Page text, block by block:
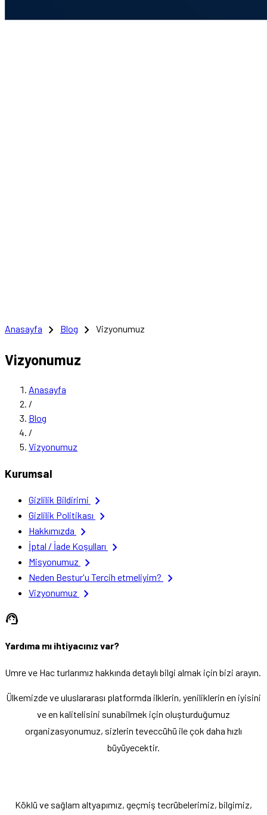
Anasayfa chevron_right Blog chevron_right Vizyonumuz
Vizyonumuz
Anasayfa
/
Blog
/
Vizyonumuz
Kurumsal
Gizlilik Bildirimi chevron_right
Gizlilik Politikası chevron_right
Hakkımızda chevron_right
İptal / İade Koşulları chevron_right
Misyonumuz chevron_right
Neden Bestur'u Tercih etmeliyim? chevron_right
Vizyonumuz
chevron_right
support_agent
Yardıma mı ihtiyacınız var?
Umre ve Hac turlarımız hakkında detaylı bilgi almak için bizi arayın.
Ülkemizde ve uluslararası platformda ilklerin, yeniliklerin en iyisini
ve en kalitelisini sunabilmek için oluşturduğumuz
organizasyonumuz, sizlerin teveccühü ile çok daha hızlı
büyüyecektir.
Köklü ve sağlam altyapımız, geçmiş tecrübelerimiz, bilgimiz,